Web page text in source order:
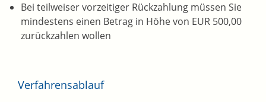
Bei teilweiser vorzeitiger Rückzahlung müssen Sie
mindestens einen Betrag in Höhe von EUR 500,00
zurückzahlen wollen
Verfahrensablauf